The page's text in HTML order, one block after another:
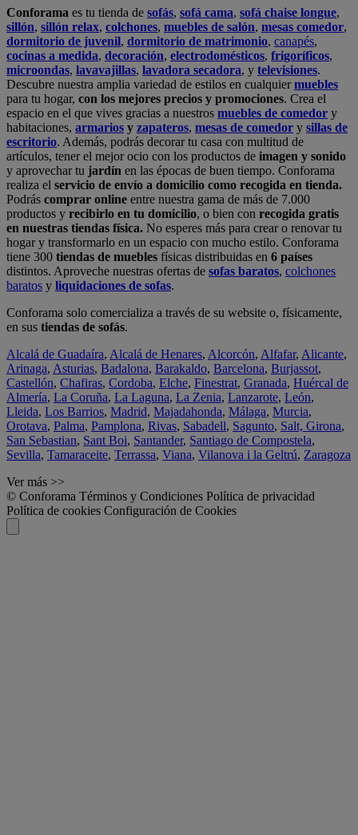
No esperes más para crear o renovar tu
hogar y transformarlo en un espacio con mucho estilo. Conforama
tiene 300tiendas de mueblesfísicas distribuidas en6 países
distintos. Aproveche nuestras ofertas desofas baratos,colchones
baratosyliquidaciones de sofas.
Conforama solo comercializa a través de su website o, físicamente,
en sus tiendas de sofás.
Alcalá de Guadaíra,Alcalá de Henares,Alcorcón,Alfafar ,Alicante,
Arinaga,Asturias,Badalona,Barakaldo,Barcelona,Burjassot
Castellón ,Chafiras,Cordoba,Elche ,Finestrat, Granada,Huércal de
Almería,La Coruña,La Laguna,La Zenia,Lanzarote ,León,
Lleida,Los Barrios,Madrid, Majadahonda,Málaga,Murcia,
Orotava,Palma, Pamplona,Rivas,Sabadell ,Sagunto, Salt, Girona
San Sebastian,Sant Boi, Santander,Santiago de Compostela,
Sevilla,Tamaraceite,Terrassa, Viana,Vilanova i la Geltrú,Zaragoza
Ver más >>
© Conforama Términos y Condiciones Política de privacidad
Política de cookies Configuración de Cookies